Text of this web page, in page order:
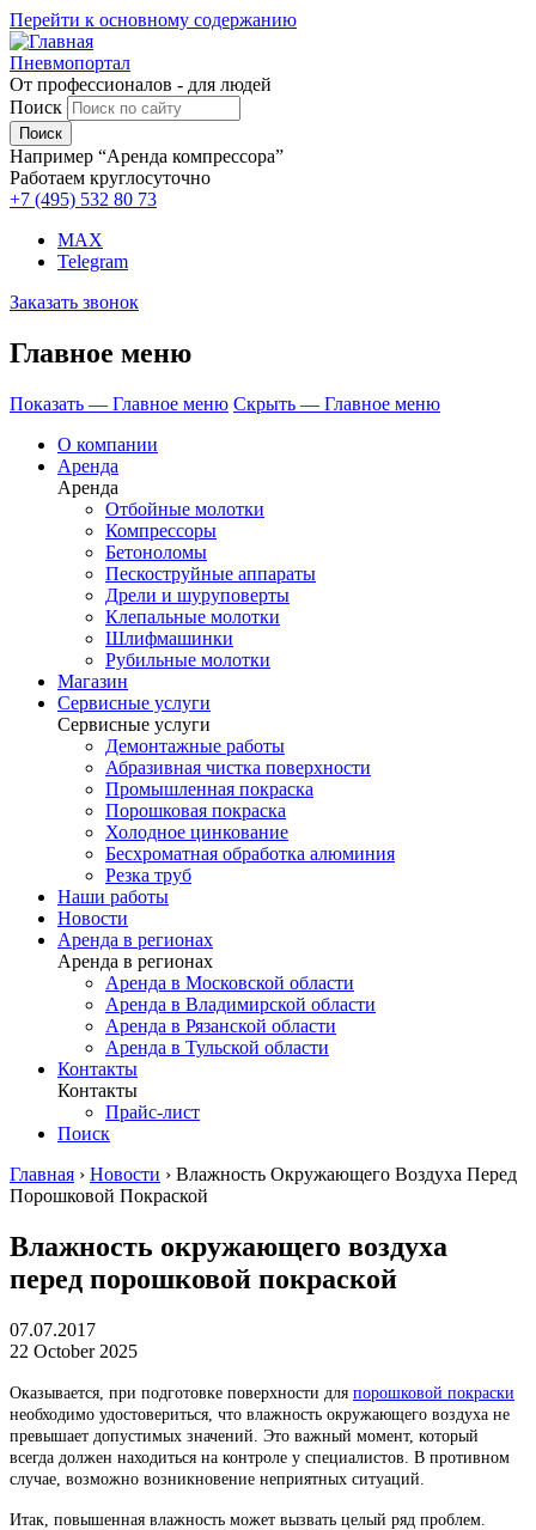
Перейти к основному содержанию
Пневмопортал
От профессионалов - для людей
Поиск
Например “Аренда компрессора”
Работаем круглосуточно
+7 (495) 532 80 73
MAX
Telegram
Заказать звонок
Главное меню
Показать — Главное меню Скрыть — Главное меню
О компании
Аренда
Аренда
Отбойные молотки
Компрессоры
Бетоноломы
Пескоструйные аппараты
Дрели и шуруповерты
Клепальные молотки
Шлифмашинки
Рубильные молотки
Магазин
Сервисные услуги
Сервисные услуги
Демонтажные работы
Абразивная чистка поверхности
Промышленная покраска
Порошковая покраска
Холодное цинкование
Бесхроматная обработка алюминия
Резка труб
Наши работы
Новости
Аренда в регионах
Аренда в регионах
Аренда в Московской области
Аренда в Владимирской области
Аренда в Рязанской области
Аренда в Тульской области
Контакты
Контакты
Прайс-лист
Поиск
Главная › Новости › Влажность Окружающего Воздуха Перед
Порошковой Покраской
Влажность окружающего воздуха
перед порошковой покраской
07.07.2017
22 October 2025
Оказывается, при подготовке поверхности для порошковой покраски
необходимо удостовериться, что влажность окружающего воздуха не
превышает допустимых значений. Это важный момент, который
всегда должен находиться на контроле у специалистов. В противном
случае, возможно возникновение неприятных ситуаций.
Итак, повышенная влажность может вызвать целый ряд проблем.